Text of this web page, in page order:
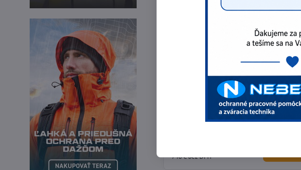
Flex MS 1706 FR
Drážkovačka na murivo pre rezanie v ťahu a tlaku
740 €bez DPH